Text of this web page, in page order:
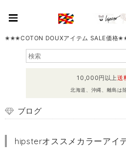
✬✬✬COTON DOUXアイテム SALE価格
10,000円以上送
北海道、沖縄、離島は
ブログ
hipsterオススメカラーアイ